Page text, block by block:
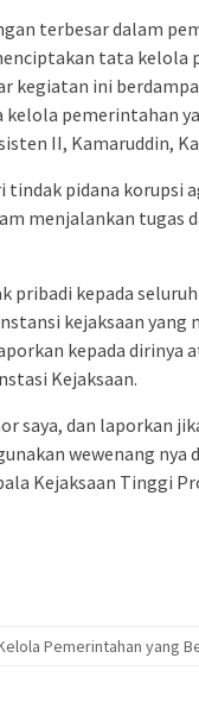
terbesar dalam
tata kelola
kegiatan ini
pemerintahan
II, Kamaruddin,
tindak pidana korupsi
menjalankan tugas
kepada
kejaksaan yang
kepada dirinya
Kejaksaan.
saya, dan laporkan
wewenang nya
Kejaksaan Tinggi
Pemerintahan yang